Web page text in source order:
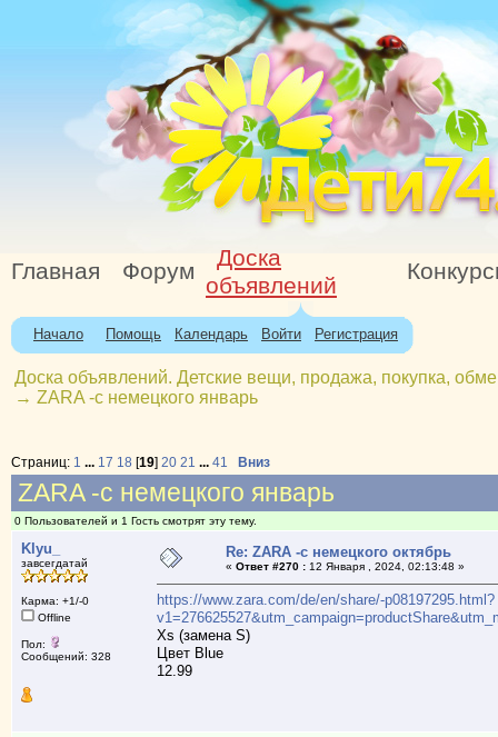
Главная Форум
Доска
объявлений
Начало Помощь Календарь Войти Регистрация
Доска объявлений. Детские вещи, продажа, покупка,
→ ZARA -с немецкого январь
Страниц: 1 ... 17 18 [19] 20 21 ... 41 Вниз
ZARA -с немецкого январь
0 Пользователей и 1 Гость смотрят эту тему.
Klyu_
завсегдатай
Карма: +1/-0
Offline
Пол:
Сообщений: 328
Re: ZARA -с немецкого октябрь
« Ответ #270 :12 Января , 2024, 02:13:48 »
https://www.zara.com/de/en/share/-p08197295.html?
Xs (замена S)
Цвет Blue
12.99